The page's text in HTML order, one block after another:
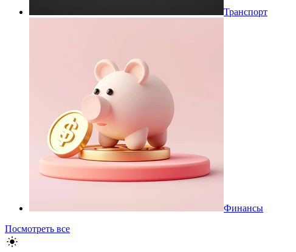
Транспорт
Финансы
Посмотреть все